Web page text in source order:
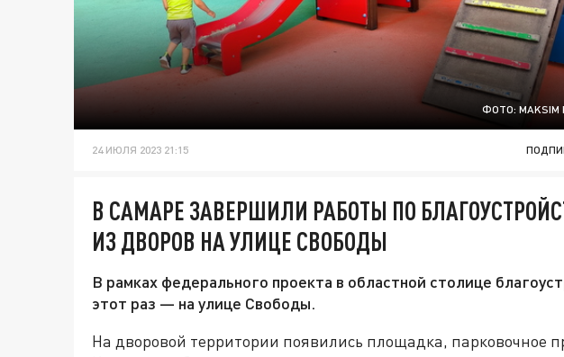
ФОТО: MAKSIM
24 ИЮЛЯ 2023 21:15
В САМАРЕ ЗАВЕРШИЛИ РАБОТЫ ПО
ИЗ ДВОРОВ НА УЛИЦЕ СВОБОДЫ
В рамках федерального проекта в областной столице
этот раз — на улице Свободы.
На дворовой территории появились площадка, парковочное